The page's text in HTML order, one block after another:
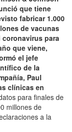
que tiene
fabricar 1.000
de vacunas
coronavirus para
que viene,
el jefe
de la
Paul
clínicas en
para finales de
millones de
a la